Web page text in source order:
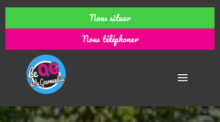
Nous situer
Nous téléphoner